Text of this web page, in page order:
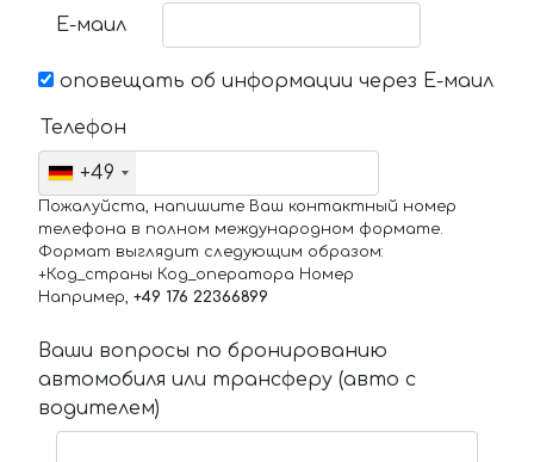
Е-маил
оповещать об информации через Е-маил
Телефон
+49
Пожалуйста, напишите Ваш контактный номер
телефона в полном международном формате.
Формат выглядит следующим образом:
+Код_страны Код_оператора Номер
Например, +49 176 22366899
Ваши вопросы по бронированию
автомобиля или трансферу (авто с
водителем)